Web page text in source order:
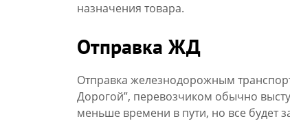
назначения товара.
Отправка ЖД
Отправка железнодорожным
Дорогой”, перевозчиком обычно
меньше времени в пути, но все будет